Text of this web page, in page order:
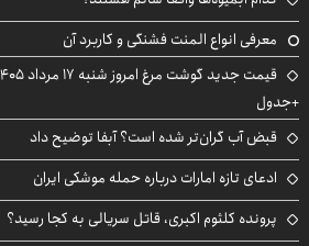
معرفی انواع المنت فشنگی و کاربرد آن
+جدول
قبض آب گران‌تر شده است؟ آبفا توضیح داد
ادعای تازه امارات درباره حمله موشکی ایران
پرونده کلثوم اکبری، قاتل سریالی به کجا رسید؟